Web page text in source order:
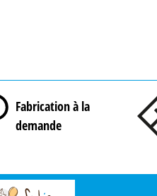
Fabrication à la
demande